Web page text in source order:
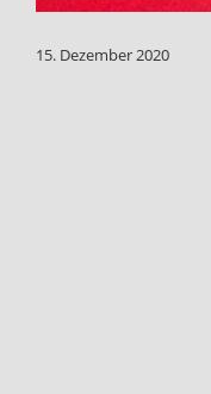
15. Dezember 2020